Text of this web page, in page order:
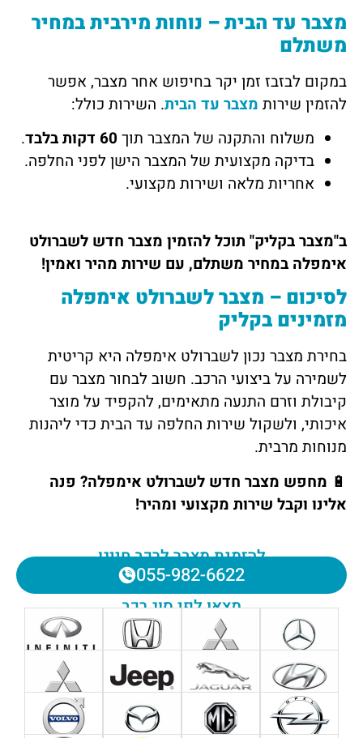
להזמנת מצבר לרכב חייגו
055-982-6622
מצאו לפי סוג רכב
מצבר עד הבית – נוחות מירבית במחיר
משתלם
במקום לבזבז זמן יקר בחיפוש אחר מצבר, אפשר
להזמין שירות מצבר עד הבית. השירות כולל:
משלוח והתקנה של המצבר תוך 60 דקות בלבד
.
בדיקה מקצועית של המצבר הישן לפני החלפה.
אחריות מלאה ושירות מקצועי.
ב"מצבר בקליק" תוכל להזמין מצבר חדש לשברולט
אימפלה במחיר משתלם, עם שירות מהיר ואמין!
לסיכום – מצבר לשברולט אימפלה
מזמינים בקליק
בחירת מצבר נכון לשברולט אימפלה היא קריטית
לשמירה על ביצועי הרכב. חשוב לבחור מצבר עם
קיבולת וזרם התנעה מתאימים, להקפיד על מוצר
איכותי, ולשקול שירות החלפה עד הבית כדי ליהנות
מנוחות מרבית.
🔋 מחפש מצבר חדש לשברולט אימפלה? פנה
אלינו וקבל שירות מקצועי ומהיר!